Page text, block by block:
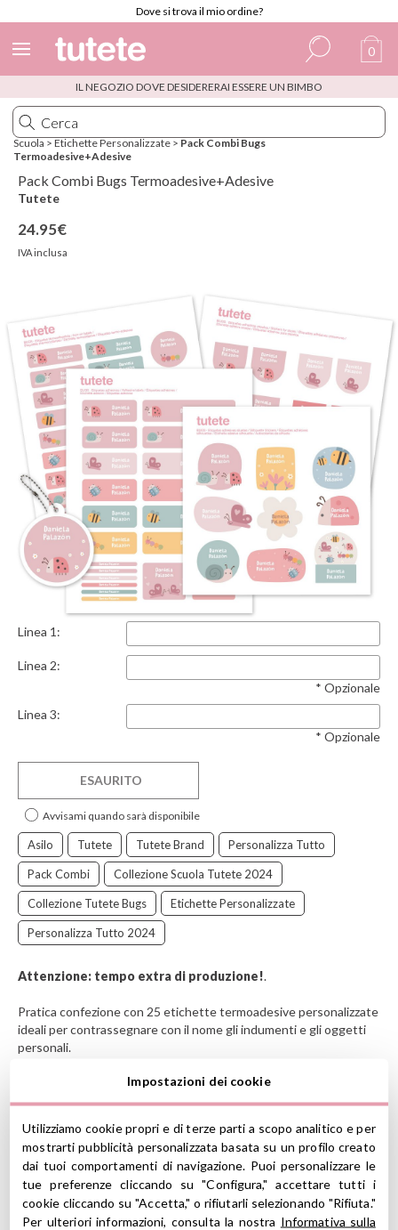
Dove si trova il mio ordine?
Spagnolo
Italiano
Inglese
0
IL NEGOZIO DOVE DESIDERERAI ESSERE UN BIMBO
Scuola > Etichette Personalizzate > Pack Combi Bugs
Termoadesive+Adesive
Pack Combi Bugs Termoadesive+Adesive
Tutete
24.95€
IVA inclusa
Linea 1:
Linea 2:
* Opzionale
Linea 3:
* Opzionale
Avvisami quando sarà disponibile
ESAURITO
Asilo Tutete Tutete Brand Personalizza Tutto
Pack Combi Collezione Scuola Tutete 2024
Collezione Tutete Bugs Etichette Personalizzate
Personalizza Tutto 2024
Attenzione: tempo extra di produzione!.
Pratica confezione con 25 etichette termoadesive personalizzate
ideali per contrassegnare con il nome gli indumenti e gli oggetti
personali.
Il pack include anche etichette adesive personalizzate da apporre
su libri, quaderni, pastelli, bicchiere, stoviglie, etichette per le
appendere allo zainetto!
Soluzione semplice per far riconoscere anche ai più piccoli le
proprie cose e cominciare sin dall'asilo ad averne cura.
CONTENUTO
Impostazioni dei cookie
Utilizziamo cookie propri e di terze parti a scopo analitico e per
mostrarti pubblicità personalizzata basata su un profilo creato
dai tuoi comportamenti di navigazione. Puoi personalizzare le
tue preferenze cliccando su "Configura," accettare tutti i
cookie cliccando su "Accetta," o rifiutarli selezionando "Rifiuta."
Per ulteriori informazioni, consulta la nostra Informativa sulla